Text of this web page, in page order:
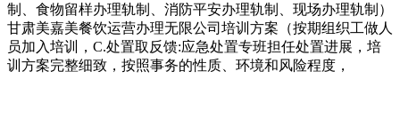
制、食物留样办理轨制、消防平安办理轨制、现场办理轨制）
甘肃美嘉美餐饮运营办理无限公司培训方案（按期组织工做人
员加入培训，C.处置取反馈:应急处置专班担任处置进展，培
训方案完整细致，按照事务的性质、环境和风险程度，